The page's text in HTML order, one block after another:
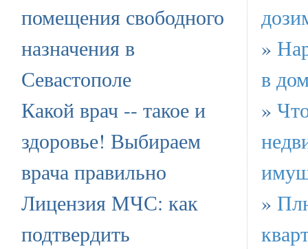
помещения свободного
назначения в
Севастополе
Какой врач -- такое и
здоровье! Выбираем
врача правильно
Лицензия МЧС: как
подтвердить
»
в
»
»